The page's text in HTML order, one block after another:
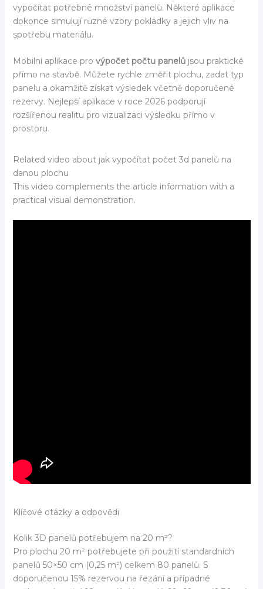
vypočítat potřebné množství panelů. Některé aplikace
dokonce simulují různé vzory pokládky a jejich vliv na
spotřebu materiálu.
Mobilní aplikace pro výpočet počtu panelůjsou praktické
přímo na stavbě. Můžete rychle změřit plochu, zadat typ
panelu a okamžitě získat výsledek včetně doporučené
rezervy. Nejlepší aplikace v roce 2026 podporují
rozšířenou realitu pro vizualizaci výsledku přímo v
prostoru.
Related video about jak vypočítat počet 3d panelů na
danou plochu
This video complements the article information with a
practical visual demonstration.
Klíčové otázky a odpovědi
Kolik 3D panelů potřebujem na 20 m²?
Pro plochu 20 m² potřebujete při použití standardních
panelů 50×50 cm (0,25 m²) celkem 80 panelů. S
doporučenou 15% rezervou na řezání a případné